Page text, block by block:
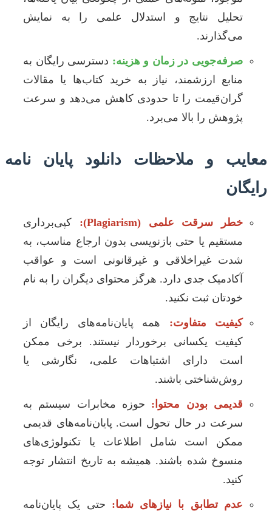
تحلیل نتایج و استدلال علمی را به نمایش
می‌گذارند.
صرفه‌جویی در زمان و هزینه: دسترسی رایگان به
منابع ارزشمند، نیاز به خرید کتاب‌ها یا مقالات
گران‌قیمت را تا حدودی کاهش می‌دهد و سرعت
پژوهش را بالا می‌برد.
معایب و ملاحظات دانلود پایان نامه
رایگان
خطر سرقت علمی (Plagiarism):
کپی‌برداری
مستقیم یا حتی بازنویسی بدون ارجاع مناسب، به
شدت غیراخلاقی و غیرقانونی است و عواقب
آکادمیک جدی دارد. هرگز محتوای دیگران را به نام
خودتان ثبت نکنید.
کیفیت متفاوت: همه پایان‌نامه‌های رایگان از
کیفیت یکسانی برخوردار نیستند. برخی ممکن
است دارای اشتباهات علمی، نگارشی یا
روش‌شناختی باشند.
قدیمی بودن محتوا: حوزه مخابرات سیستم به
سرعت در حال تحول است. پایان‌نامه‌های قدیمی
ممکن است شامل اطلاعات یا تکنولوژی‌های
منسوخ شده باشند. همیشه به تاریخ انتشار توجه
کنید.
عدم تطابق با نیازهای شما: حتی یک پایان‌نامه